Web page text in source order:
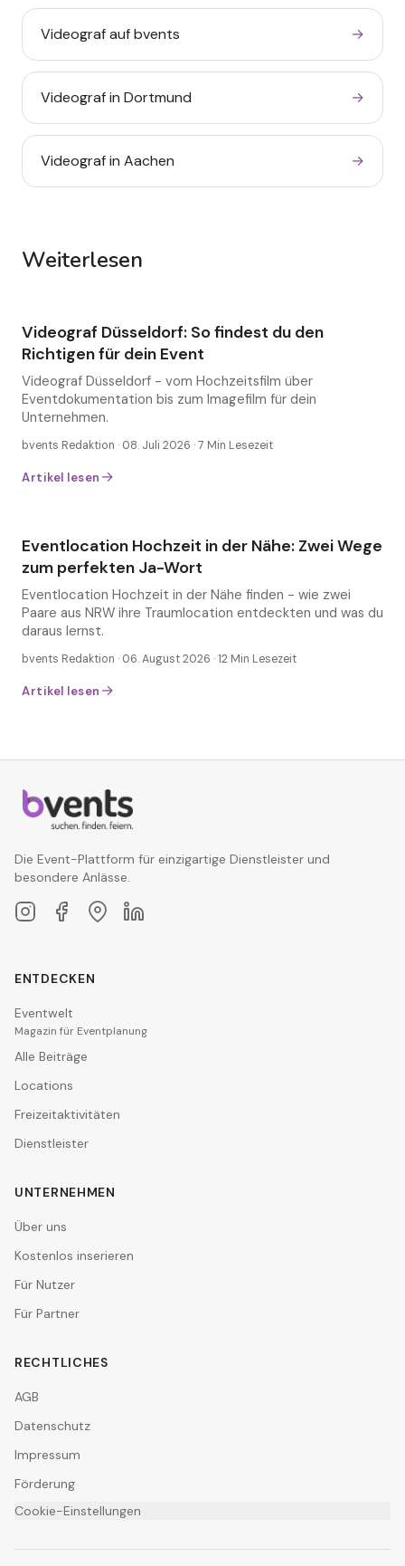
Videograf auf bvents →
Videograf in Dortmund →
Videograf in Aachen →
Weiterlesen
Videograf Düsseldorf
Videograf Düsseldorf:
So findest du den
Richtigen für dein Event
über Eventdokumentation bis zum Imagefilm
Videograf Düsseldorf: So findest du den
Richtigen für dein Event
Videograf Düsseldorf - vom Hochzeitsfilm über
Eventdokumentation bis zum Imagefilm für dein
Unternehmen.
bvents Redaktion · 08. Juli 2026 ·7 Min Lesezeit
Artikel lesen →
Eventlocation
Eventlocation Hochzeit
zum perfekten Ja-Wort.
Eventlocation Hochzeit in der Nähe finden - wie
entdeckten und was du daraus lernst.
Eventlocation Hochzeit in der Nähe: Zwei Wege
zum perfekten Ja-Wort
Eventlocation Hochzeit in der Nähe finden - wie zwei
Paare aus NRW ihre Traumlocation entdeckten und was du
daraus lernst.
bvents Redaktion · 06. August 2026 ·12 Min Lesezeit
Artikel lesen →
Die Event-Plattform für einzigartige Dienstleister und
besondere Anlässe.
ENTDECKEN
Eventwelt
Magazin für Eventplanung
Alle Beiträge
Locations
Freizeitaktivitäten
Dienstleister
UNTERNEHMEN
Über uns
Kostenlos inserieren
Für Nutzer
Für Partner
RECHTLICHES
AGB
Datenschutz
Impressum
Förderung
Cookie-Einstellungen